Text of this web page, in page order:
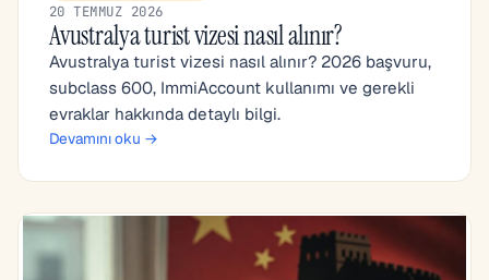
20 TEMMUZ 2026
Avustralya turist vizesi nasıl alınır?
Avustralya turist vizesi nasıl alınır? 2026 başvuru,
subclass 600, ImmiAccount kullanımı ve gerekli
evraklar hakkında detaylı bilgi.
Devamını oku →